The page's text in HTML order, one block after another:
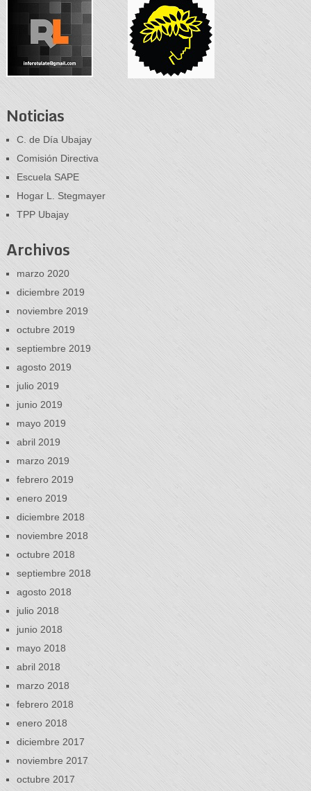
Noticias
C. de Día Ubajay
Comisión Directiva
Escuela SAPE
Hogar L. Stegmayer
TPP Ubajay
Archivos
marzo 2020
diciembre 2019
noviembre 2019
octubre 2019
septiembre 2019
agosto 2019
julio 2019
junio 2019
mayo 2019
abril 2019
marzo 2019
febrero 2019
enero 2019
diciembre 2018
noviembre 2018
octubre 2018
septiembre 2018
agosto 2018
julio 2018
junio 2018
mayo 2018
abril 2018
marzo 2018
febrero 2018
enero 2018
diciembre 2017
noviembre 2017
octubre 2017